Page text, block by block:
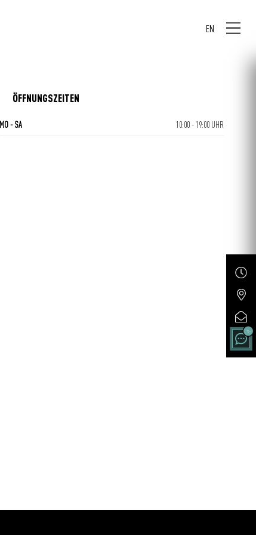
EN
ÖFFNUNGSZEITEN
MO - SA 10:00 - 19:00 UHR